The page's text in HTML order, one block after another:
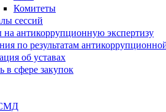
Комитеты
сессий
антикоррупционную экспертизу
по результатам
об уставах
в сфере закупок